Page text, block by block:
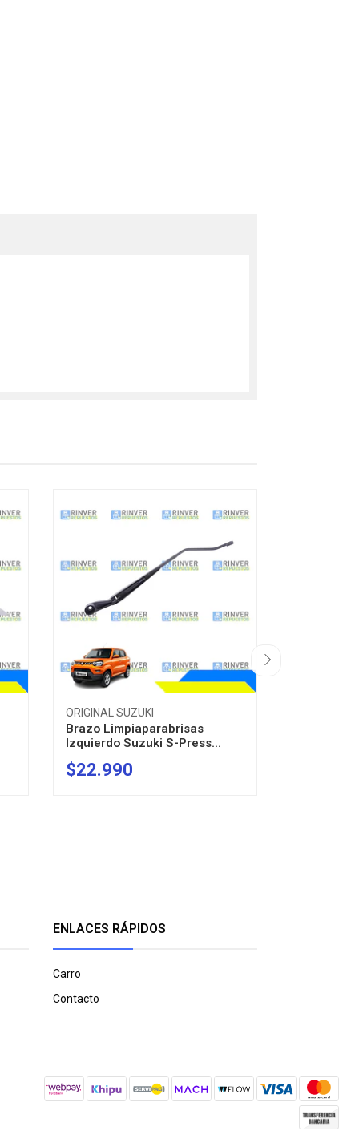
ORIGINAL SUZUKI
Brazo Limpiaparabrisas
Izquierdo Suzuki S-Press...
-
$22.990
ENLACES RÁPIDOS
Carro
Contacto